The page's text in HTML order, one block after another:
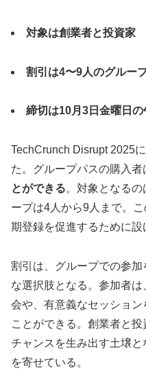
対象は創業者と投資家
割引は4〜9人のグルー
締切は10月3日金曜日の
TechCrunch Disrupt 2025
た。グループパスの購入者
とができる。対象となる
ープは4人から9人まで。
期登録を促進するために設
割引は、グループでの参
な選択肢となる。参加者
会や、有意義なセッショ
ことができる。創業者と
チャンスを生み出す土壌
を寄せている。